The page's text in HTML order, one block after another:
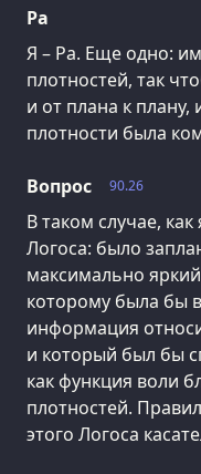
Ра
Я – Ра. Еще одно:
плотностей, так
и от плана к плану,
плотности была
90.26
Вопрос
В таком случае,
Логоса: было
максимально
которому была бы
информация
и который был бы
как функция воли
плотностей.
этого Логоса